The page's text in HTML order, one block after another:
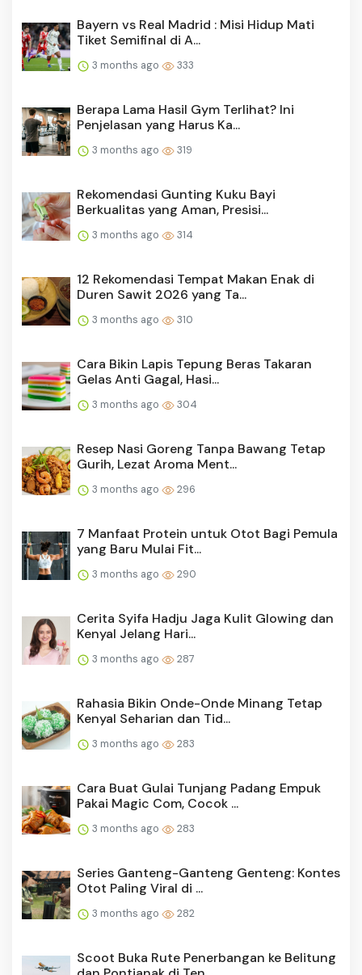
Bayern vs Real Madrid : Misi Hidup Mati
Tiket Semifinal di A...
3 months ago 333
Berapa Lama Hasil Gym Terlihat? Ini
Penjelasan yang Harus Ka...
3 months ago 319
Rekomendasi Gunting Kuku Bayi
Berkualitas yang Aman, Presisi...
3 months ago 314
12 Rekomendasi Tempat Makan Enak di
Duren Sawit 2026 yang Ta...
3 months ago 310
Cara Bikin Lapis Tepung Beras Takaran
Gelas Anti Gagal, Hasi...
3 months ago 304
Resep Nasi Goreng Tanpa Bawang Tetap
Gurih, Lezat Aroma Ment...
3 months ago 296
7 Manfaat Protein untuk Otot Bagi Pemula
yang Baru Mulai Fit...
3 months ago 290
Cerita Syifa Hadju Jaga Kulit Glowing dan
Kenyal Jelang Hari...
3 months ago 287
Rahasia Bikin Onde-Onde Minang Tetap
Kenyal Seharian dan Tid...
3 months ago 283
Cara Buat Gulai Tunjang Padang Empuk
Pakai Magic Com, Cocok ...
3 months ago 283
Series Ganteng-Ganteng Genteng: Kontes
Otot Paling Viral di ...
3 months ago 282
Scoot Buka Rute Penerbangan ke Belitung